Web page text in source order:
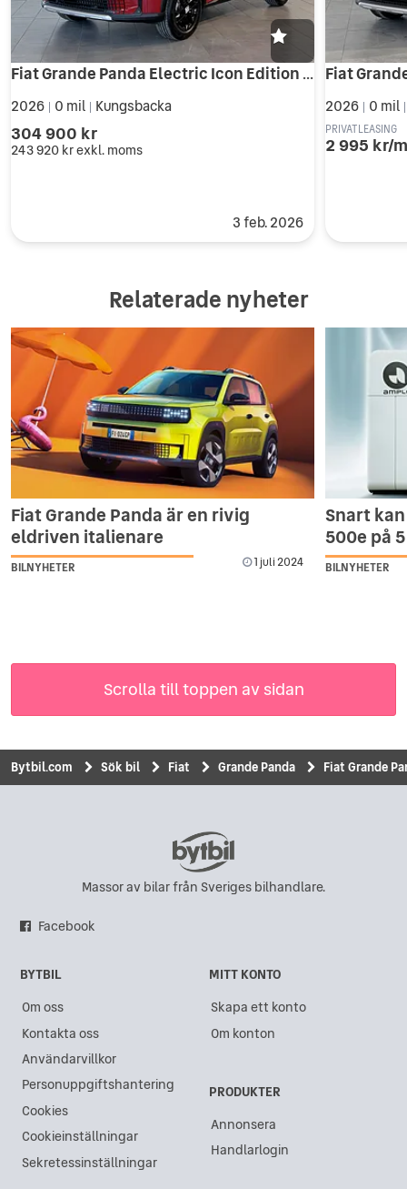
Fiat Grande Panda Electric Icon Edition 44kwh Vinterhjul & Service ingår!
2026 0 mil Kungsbacka
304 900 kr
243 920 krexkl. moms
3 feb. 2026
2026 0 mil
PRIVATLEASING
2 995 kr/
Relaterade nyheter
Fiat Grande Panda är en rivig
eldriven italienare
BILNYHETER 1 juli 2024
Snart
500e på
BILNYHETER
Scrolla till toppen av sidan
Bytbil.com Sök bil Fiat Grande Panda Fiat Grande
Massor av bilar från Sveriges bilhandlare.
Facebook
BYTBIL
Om oss
Kontakta oss
Användarvillkor
Personuppgiftshantering
Cookies
Cookieinställningar
Sekretessinställningar
MITT KONTO
Skapa ett konto
Om konton
PRODUKTER
Annonsera
Handlarlogin